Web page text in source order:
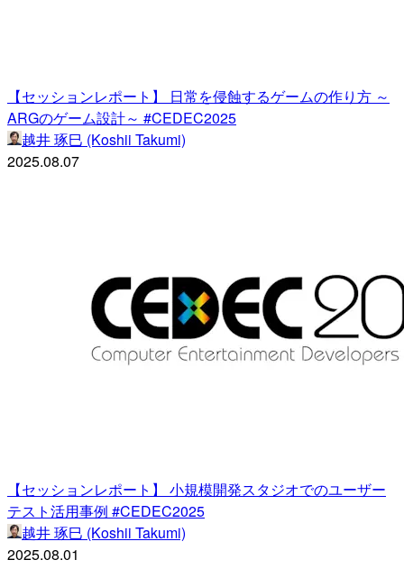
【セッションレポート】 日常を侵蝕するゲームの作り方 ～
ARGのゲーム設計～ #CEDEC2025
越井 琢巳 (Koshii Takumi)
2025.08.07
【セッションレポート】 小規模開発スタジオでのユーザー
テスト活用事例 #CEDEC2025
越井 琢巳 (Koshii Takumi)
2025.08.01